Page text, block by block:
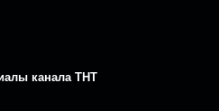
канала ТНТ